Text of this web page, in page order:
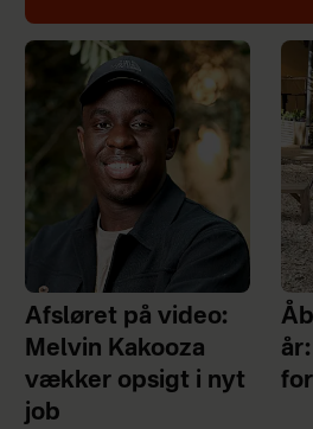
Afsløret på video:
Melvin Kakooza
vækker opsigt i nyt
job